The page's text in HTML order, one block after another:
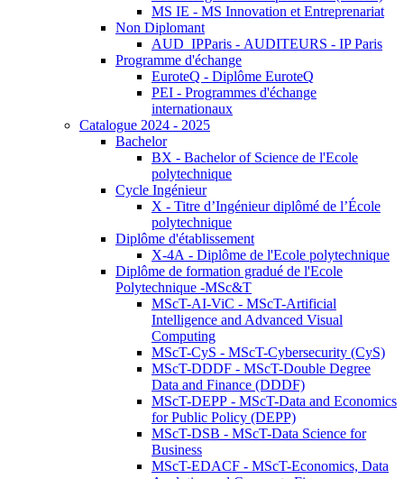
MS IE - MS Innovation et Entreprenariat
Non Diplomant
AUD_IPParis - AUDITEURS - IP Paris
Programme d'échange
EuroteQ - Diplôme EuroteQ
PEI - Programmes d'échange
internationaux
Catalogue 2024 - 2025
Bachelor
BX - Bachelor of Science de l'Ecole
polytechnique
Cycle Ingénieur
X - Titre d’Ingénieur diplômé de l’École
polytechnique
Diplôme d'établissement
X-4A - Diplôme de l'Ecole polytechnique
Diplôme de formation gradué de l'Ecole
Polytechnique -MSc&T
MScT-AI-ViC - MScT-Artificial
Intelligence and Advanced Visual
Computing
MScT-CyS - MScT-Cybersecurity (CyS)
MScT-DDDF - MScT-Double Degree
Data and Finance (DDDF)
MScT-DEPP - MScT-Data and Economics
for Public Policy (DEPP)
MScT-DSB - MScT-Data Science for
Business
MScT-EDACF - MScT-Economics, Data